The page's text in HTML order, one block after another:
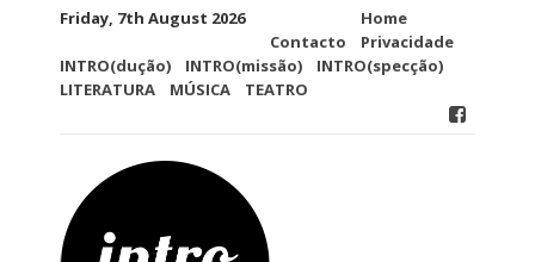
Friday, 7th August 2026
Contacto
Home
Privacidade
INTRO(dução)
INTRO(missão)
INTRO(specção)
LITERATURA
MÚSICA TEATRO